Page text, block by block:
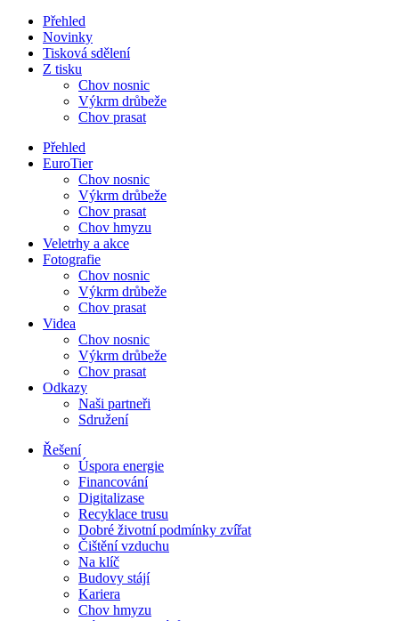
Přehled
Novinky
Tisková sdělení
Z tisku
Chov nosnic
Výkrm drůbeže
Chov prasat
Přehled
EuroTier
Chov nosnic
Výkrm drůbeže
Chov prasat
Chov hmyzu
Veletrhy a akce
Fotografie
Chov nosnic
Výkrm drůbeže
Chov prasat
Videa
Chov nosnic
Výkrm drůbeže
Chov prasat
Odkazy
Naši partneři
Sdružení
Řešení
Úspora energie
Financování
Digitalizase
Recyklace trusu
Dobré životní podmínky zvířat
Čištění vzduchu
Na klíč
Budovy stájí
Kariera
Chov hmyzu